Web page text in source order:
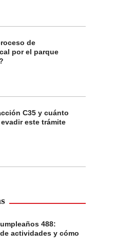
de
por el parque
C35 y cuánto
este trámite
488:
actividades y cómo